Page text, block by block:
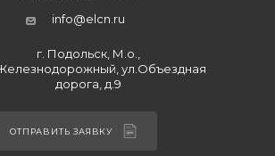
info@elcn.ru
г. Подольск, М.о.,
ул.Объездная
дорога, д.9
ОТПРАВИТЬ ЗАЯВКУ